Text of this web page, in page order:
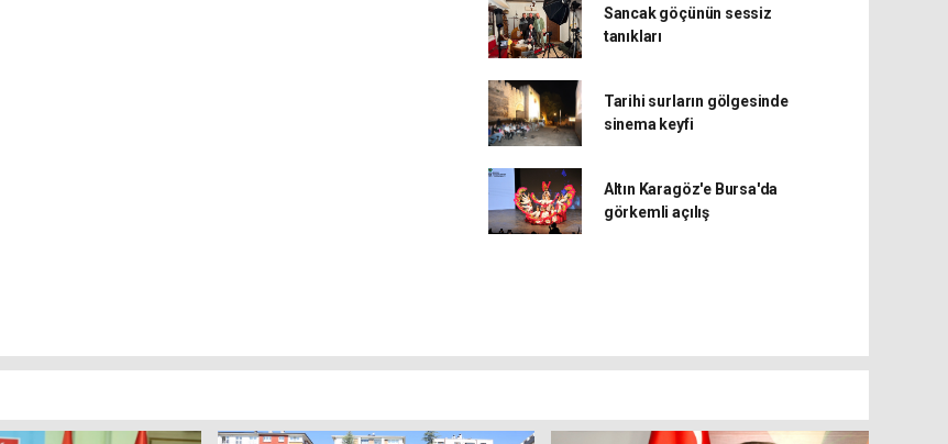
Sancak göçünün sessiz
tanıkları
Tarihi surların gölgesinde
sinema keyfi
Altın Karagöz'e Bursa'da
görkemli açılış